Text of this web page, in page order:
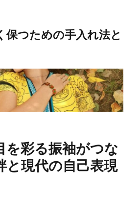
保つための手入れ法と
を彩る振袖がつな
と現代の自己表現